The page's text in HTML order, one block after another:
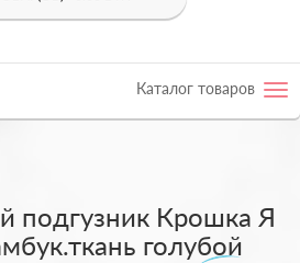
Каталог товаров
подгузник Крошка Я
голубой